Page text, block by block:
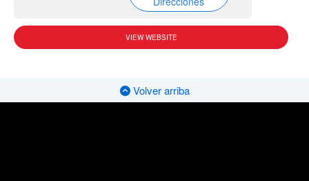
VIEW WEBSITE
Volver arriba